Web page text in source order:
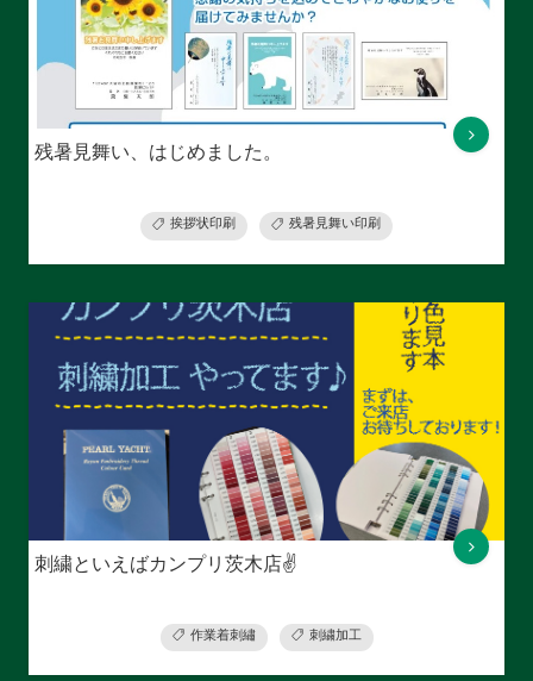
残暑見舞い、はじめました。
挨拶状印刷 残暑見舞い印刷
刺繍といえばカンプリ茨木店✌
作業着刺繡 刺繍加工